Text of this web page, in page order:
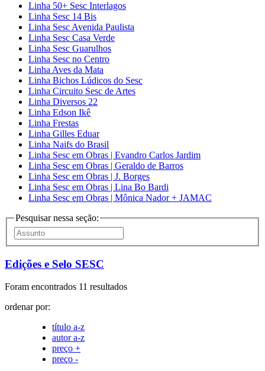
Linha 50+ Sesc Interlagos
Linha Sesc 14 Bis
Linha Sesc Avenida Paulista
Linha Sesc Casa Verde
Linha Sesc Guarulhos
Linha Sesc no Centro
Linha Aves da Mata
Linha Bichos Lúdicos do Sesc
Linha Circuito Sesc de Artes
Linha Diversos 22
Linha Edson Ikê
Linha Frestas
Linha Gilles Eduar
Linha Naifs do Brasil
Linha Sesc em Obras | Evandro Carlos Jardim
Linha Sesc em Obras | Geraldo de Barros
Linha Sesc em Obras | J. Borges
Linha Sesc em Obras | Lina Bo Bardi
Linha Sesc em Obras | Mônica Nador + JAMAC
Pesquisar nessa seção:
Edições e Selo SESC
Foram encontrados 11 resultados
ordenar por:
título a-z
autor a-z
preço +
preço -